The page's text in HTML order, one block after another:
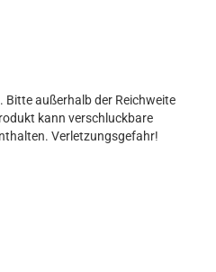
Bitte außerhalb der Reichweite
kann verschluckbare
Verletzungsgefahr!